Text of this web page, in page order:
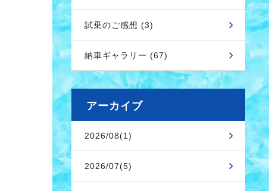
試乗のご感想 (3)
納車ギャラリー (67)
アーカイブ
2026/08(1)
2026/07(5)